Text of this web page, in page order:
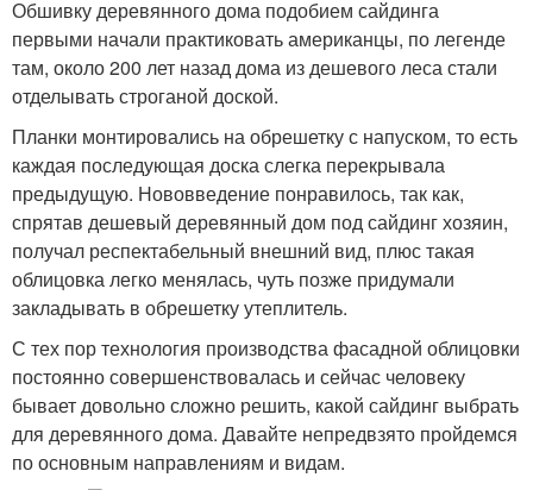
Обшивку деревянного дома подобием сайдинга
первыми начали практиковать американцы, по легенде
там, около 200 лет назад дома из дешевого леса стали
отделывать строганой доской.
Планки монтировались на обрешетку с напуском, то есть
каждая последующая доска слегка перекрывала
предыдущую. Нововведение понравилось, так как,
спрятав дешевый деревянный дом под сайдинг хозяин,
получал респектабельный внешний вид, плюс такая
облицовка легко менялась, чуть позже придумали
закладывать в обрешетку утеплитель.
С тех пор технология производства фасадной облицовки
постоянно совершенствовалась и сейчас человеку
бывает довольно сложно решить, какой сайдинг выбрать
для деревянного дома. Давайте непредвзято пройдемся
по основным направлениям и видам.